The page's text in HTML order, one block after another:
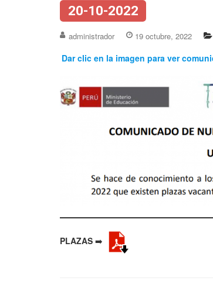
20-10-2022
administrador 19 octubre, 2022
Dar clic en la imagen para ver
PLAZAS ➡️